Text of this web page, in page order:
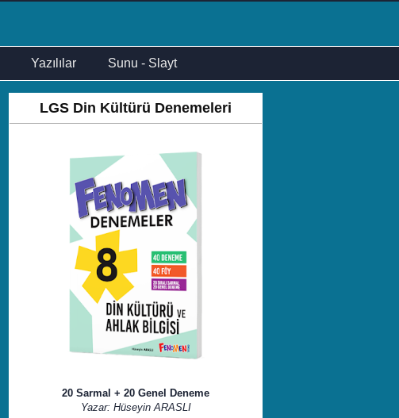
Yazılılar Sunu - Slayt
LGS Din Kültürü Denemeleri
20 Sarmal + 20 Genel Deneme
Yazar: Hüseyin ARASLI